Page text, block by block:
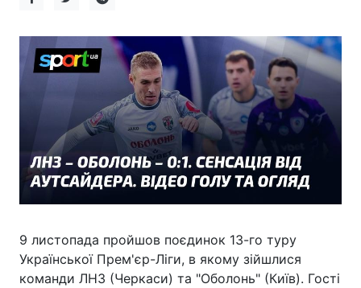
9 листопада пройшов поєдинок 13-го туру
Української Прем'єр-Ліги, в якому зійшлися
команди ЛНЗ (Черкаси) та "Оболонь" (Київ). Гості